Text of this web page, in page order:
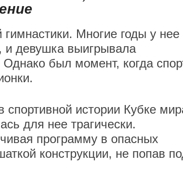
Многие годы у нее
и девушка выигрывала
был момент, когда
истории Кубке
для нее трагически.
программу в опасных
конструкции, не попав